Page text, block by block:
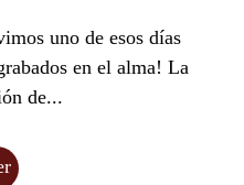
uno de esos días
en el alma! La
de...